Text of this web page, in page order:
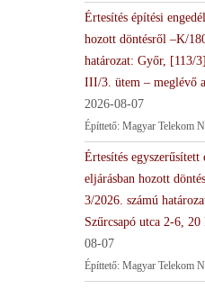
Értesítés építési
hozott döntésről –K/
határozat: Győr, [113/
III/3. ütem – meglévő
2026-08-07
Építtető: Magyar Telekom
Értesítés egyszerűsített
eljárásban hozott
3/2026. számú
Szűrcsapó utca 2-6,
08-07
Építtető: Magyar Telekom